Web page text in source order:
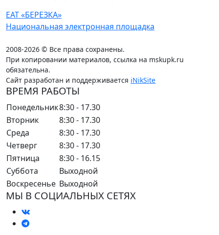
ЕАТ «БЕРЕЗКА»
Национальная электронная площадка
2008-2026 © Все права сохранены.
При копировании материалов, ссылка на mskupk.ru
обязательна.
Сайт разработан и поддерживается iNikSite
ВРЕМЯ РАБОТЫ
Понедельник8:30 - 17.30
Вторник
8:30 - 17.30
Среда
8:30 - 17.30
Четверг
8:30 - 17.30
Пятница
8:30 - 16.15
Суббота
Выходной
Воскресенье Выходной
МЫ В СОЦИАЛЬНЫХ СЕТЯХ